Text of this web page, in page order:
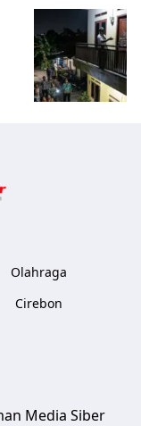
Olahraga
Cirebon
Media Siber